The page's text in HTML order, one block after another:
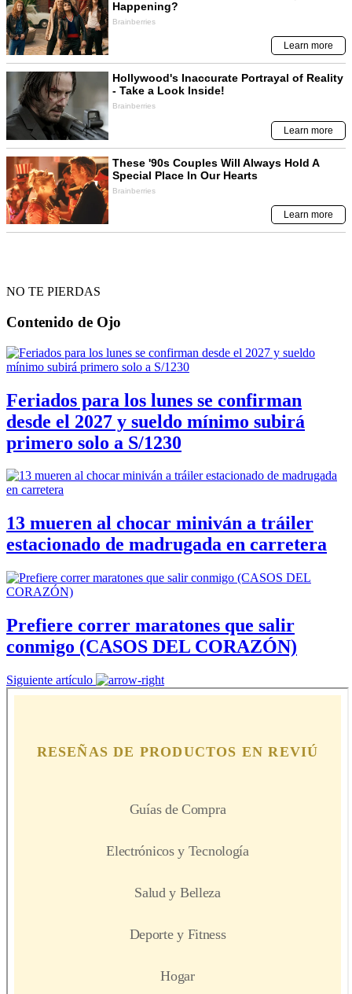
NO TE PIERDAS
Contenido de Ojo
Feriados para los lunes se confirman
desde el 2027 y sueldo mínimo subirá
primero solo a S/1230
13 mueren al chocar miniván a tráiler
estacionado de madrugada en carretera
Prefiere correr maratones que salir
conmigo (CASOS DEL CORAZÓN)
Siguiente artículo